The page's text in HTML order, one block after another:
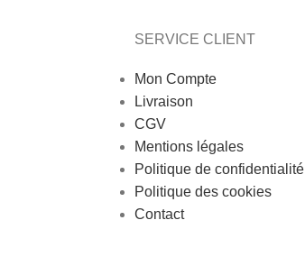
SERVICE CLIENT
Mon Compte
Livraison
CGV
Mentions légales
Politique de confidentialité
Politique des cookies
Contact